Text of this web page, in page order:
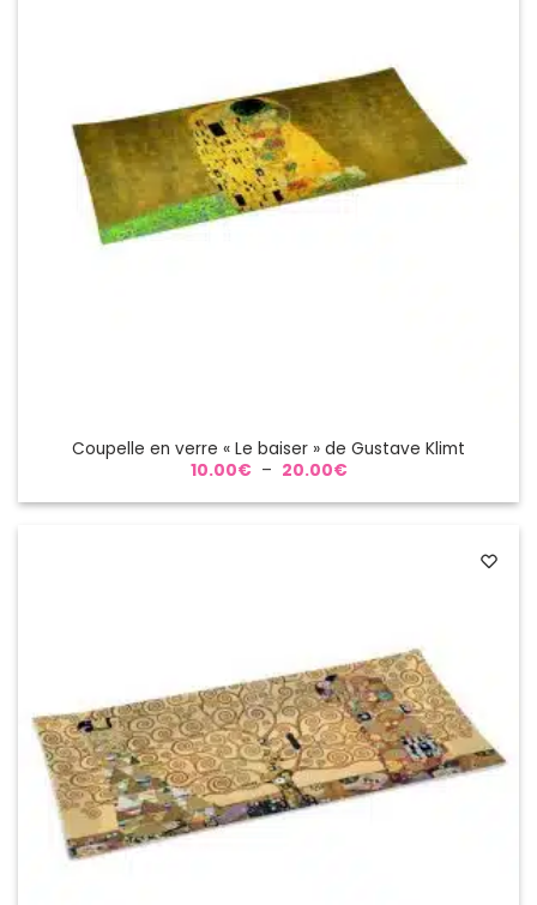
Coupelle en verre « Le baiser » de Gustave Klimt
10.00€ – 20.00€Plage
prix :